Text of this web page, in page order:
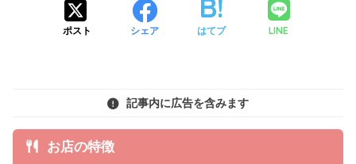
ポスト シェア はてブ LINE
記事内に広告を含みます
お店の特徴